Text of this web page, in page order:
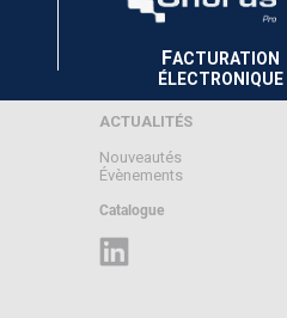
FACTURATION
ÉLECTRONIQUE
ACTUALITÉS
Nouveautés
Évènements
Catalogue